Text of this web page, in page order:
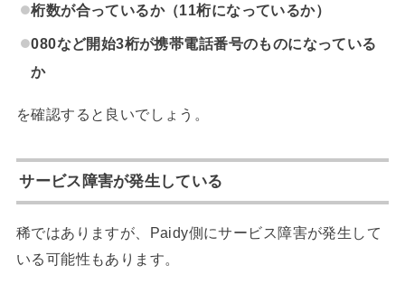
桁数が合っているか（11桁になっているか）
080など開始3桁が携帯電話番号のものになっている
か
を確認すると良いでしょう。
サービス障害が発生している
稀ではありますが、Paidy側にサービス障害が発生して
いる可能性もあります。